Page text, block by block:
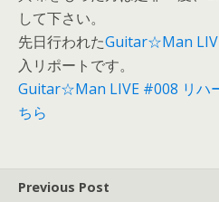
して下さい。
先日行われたGuitar☆Man
入リポートです。
Guitar☆Man LIVE #008 リハ
ちら
Previous Post